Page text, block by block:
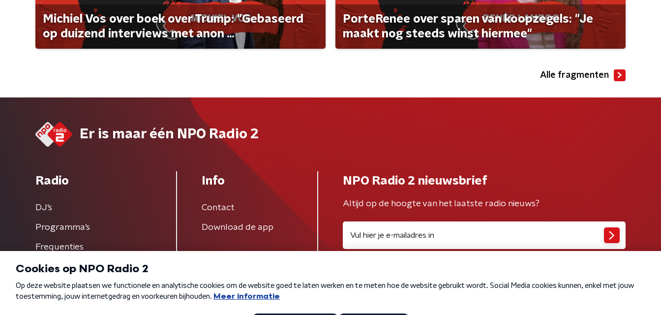
Michiel Vos over boek over Trump: "Gebaseerd
op duizend interviews met anon ...
PorteRenee over sparen van koopzegels: "Je
maakt nog steeds winst hiermee"
Alle fragmenten
Er is maar één NPO Radio 2
Radio
DJ’s
Programma's
Frequenties
Info
Contact
Download de app
NPO Radio 2 nieuwsbrief
Altijd op de hoogte van het laatste radio nieuws?
Algemene voorwaarden Privacybeleid